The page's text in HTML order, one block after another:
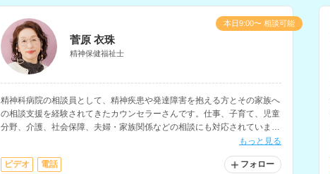
菅原 衣珠
精神保健福祉士
精神科病院の相談員として、精神疾患や発達障害を抱える方とその家族へ
の相談支援を経験されてきたカウンセラーさんです。仕事、子育て、児童
分野、介護、社会保障、夫婦・家族関係などの相談にも対応されていま
もっと見る
ビデオ 電話 フォロー
本日9:00〜 相談可能